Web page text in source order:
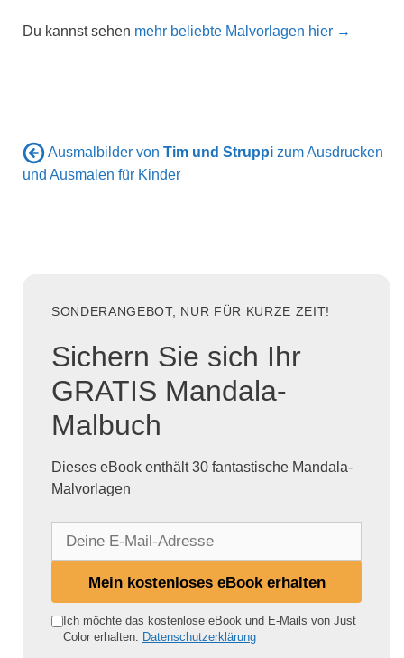
Du kannst sehen mehr beliebte Malvorlagen hier →
Ausmalbilder von Tim und Struppi zum Ausdrucken
und Ausmalen für Kinder
SONDERANGEBOT, NUR FÜR KURZE ZEIT!
Sichern Sie sich Ihr
GRATIS Mandala-
Malbuch
Dieses eBook enthält 30 fantastische Mandala-
Malvorlagen
e
Mein kostenloses eBook erhalten
Ich möchte das kostenlose eBook und E-Mails von Just
Color erhalten.
Datenschutzerklärung